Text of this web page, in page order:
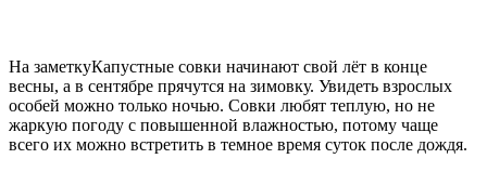
На заметкуКапустные совки начинают свой лёт в конце
весны, а в сентябре прячутся на зимовку. Увидеть взрослых
особей можно только ночью. Совки любят теплую, но не
жаркую погоду с повышенной влажностью, потому чаще
всего их можно встретить в темное время суток после дождя.